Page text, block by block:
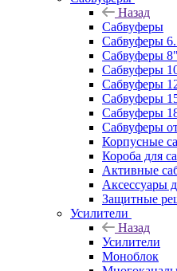
Назад
Сабвуферы
Сабвуферы
Сабвуферы
Сабвуферы
Сабвуферы
Сабвуферы
Сабвуферы
Сабвуферы
Корпусные
Короба для
Активные
Аксессуары
Защитные
Усилители
Назад
Усилители
Моноблок